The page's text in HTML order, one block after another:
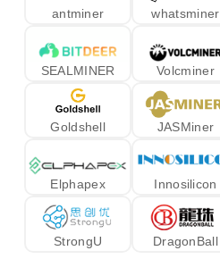
antminer whatsminer
SEALMINER Volcminer
Goldshell JASMiner
Elphapex Innosilicon
StrongU DragonBall